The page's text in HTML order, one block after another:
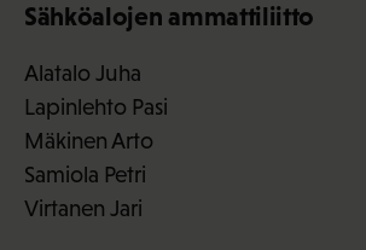
Sähköalojen ammattiliitto
Alatalo Juha
Lapinlehto Pasi
Mäkinen Arto
Samiola Petri
Virtanen Jari